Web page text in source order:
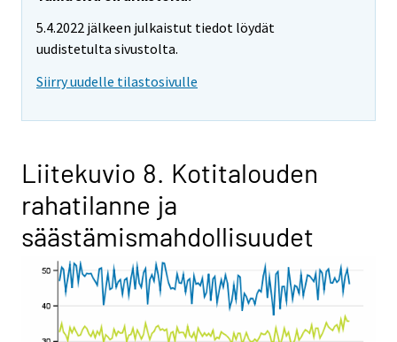
5.4.2022 jälkeen julkaistut tiedot löydät
uudistetulta sivustolta.
Siirry uudelle tilastosivulle
Liitekuvio 8. Kotitalouden
rahatilanne ja
säästämismahdollisuudet